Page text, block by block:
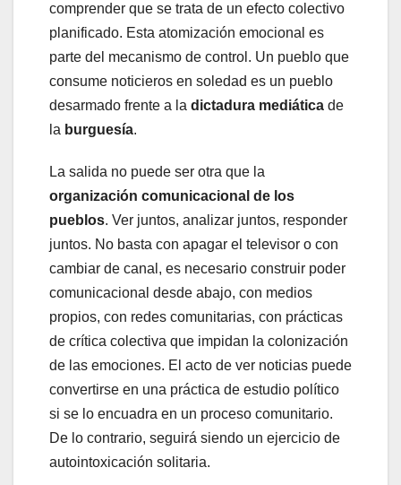
comprender que se trata de un efecto colectivo
planificado. Esta atomización emocional es
parte del mecanismo de control. Un pueblo que
consume noticieros en soledad es un pueblo
desarmado frente a la dictadura mediática de
la burguesía.
La salida no puede ser otra que la
organización comunicacional de los
pueblos. Ver juntos, analizar juntos, responder
juntos. No basta con apagar el televisor o con
cambiar de canal, es necesario construir poder
comunicacional desde abajo, con medios
propios, con redes comunitarias, con prácticas
de crítica colectiva que impidan la colonización
de las emociones. El acto de ver noticias puede
convertirse en una práctica de estudio político
si se lo encuadra en un proceso comunitario.
De lo contrario, seguirá siendo un ejercicio de
autointoxicación solitaria.